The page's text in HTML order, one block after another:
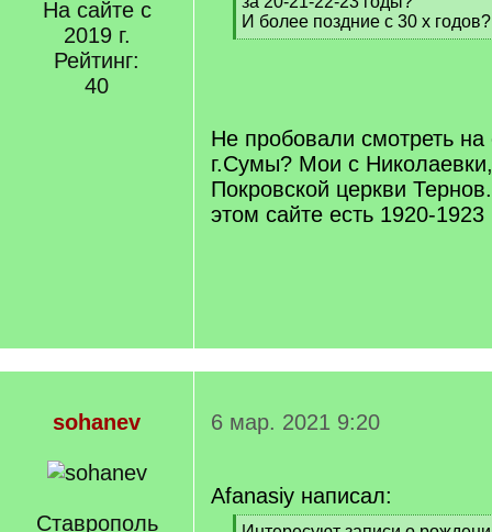
На сайте с
2019 г.
Рейтинг:
40
И более поздние с 30 х годов?
[
Не пробовали смотреть
г.Сумы? Мои с
Покровской церкви
этом сайте есть 1920-1923
sohanev
Ставрополь
6 мар. 2021 9:20
Afanasiy написал: